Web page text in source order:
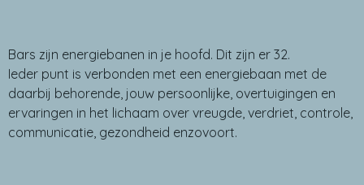
Bars zijn energiebanen in je hoofd. Dit zijn er 32.
Ieder punt is verbonden met een energiebaan met de
daarbij behorende, jouw persoonlijke, overtuigingen en
ervaringen in het lichaam over vreugde, verdriet, controle,
communicatie, gezondheid enzovoort.